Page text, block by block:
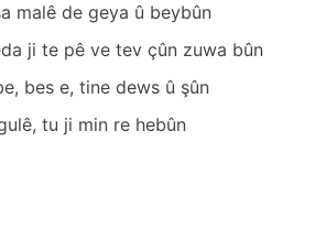
mаlê de geyа û beybûn
ji te pê ve tev çûn zuwа bûn
bes e, tine dews û şûn
tu ji min re hebûn